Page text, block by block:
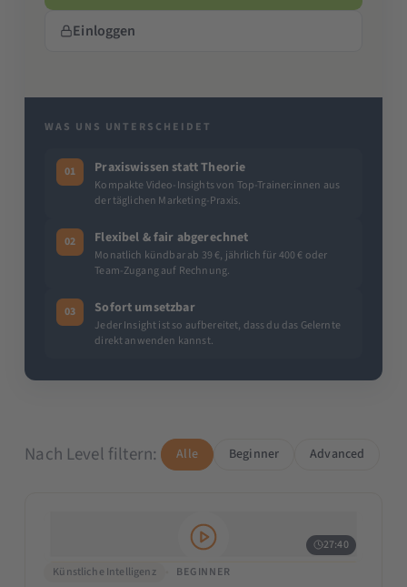
Einloggen
WAS UNS UNTERSCHEIDET
01 Praxiswissen statt Theorie
Kompakte Video-Insights von Top-Trainer:innen aus
der täglichen Marketing-Praxis.
02 Flexibel & fair abgerechnet
Monatlich kündbar ab 39 €, jährlich für 400 € oder
Team-Zugang auf Rechnung.
03 Sofort umsetzbar
Jeder Insight ist so aufbereitet, dass du das Gelernte
direkt anwenden kannst.
Nach Level filtern: Alle Beginner Advanced
27:40
Künstliche Intelligenz
BEGINNER